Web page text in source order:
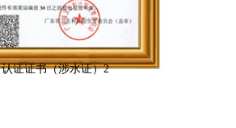
认证证书（涉水证）2